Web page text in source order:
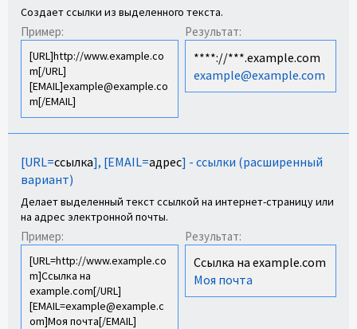
Создает ссылки из выделенного текста.
Пример:
[URL]http://www.example.co
m[/URL]
[EMAIL]example@example.co
m[/EMAIL]
Результат:
****://***.example.com
example@example.com
[URL=ссылка], [EMAIL=адрес] - ссылки (расширенный
вариант)
Делает выделенный текст ссылкой на интернет-страницу или
на адрес электронной почты.
Пример:
[URL=http://www.example.co
m]Ссылка на
example.com[/URL]
[EMAIL=example@example.c
om]Моя почта[/EMAIL]
Результат:
Ссылка на example.com
Моя почта